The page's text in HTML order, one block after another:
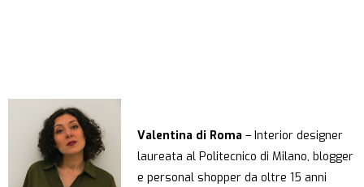
Valentina di Roma – Interior designer
laureata al Politecnico di Milano, blogger
e personal shopper da oltre 15 anni